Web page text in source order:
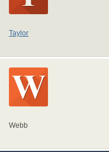
Taylor
Webb